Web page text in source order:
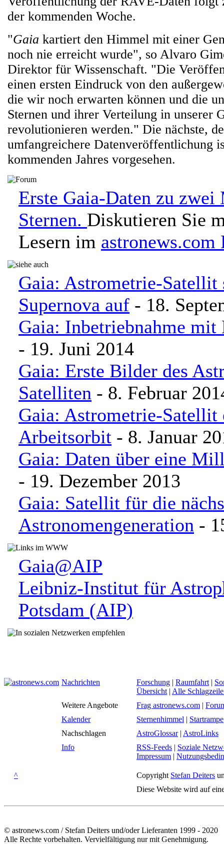
der kommenden Woche.
"Gaia kartiert den Himmel mit einer
noch nie erreicht wurde", so Alvaro
Direktor für Wissenschaft. "Die
einen ersten Eindruck von den
die wir noch erwarten können und die
Sternen und ihrer Verteilung in unserer
revolutionieren werden." Die nächste,
umfangreichere Datenveröffentlichung
kommenden Jahres vorgesehen.
Erste Gaia-Daten zu
Sternen. Diskutieren Sie
Lesern im astronews.com
Gaia: Astrometrie-Satellit
Supernova auf - 18.
Gaia: Inbetriebnahme mit
- 19. Juni 2014
Gaia: Erste Bilder des
Satelliten - 8. Februar
Gaia: Astrometrie-Satellit
Arbeitsorbit - 8. Januar
Gaia: Daten über eine
- 19. Dezember 2013
Gaia: Satellit für die
Astronomengeneration -
Gaia@AIP
Leibniz-Institut für
Potsdam (AIP)
Nachrichten Forschung | Raumfahrt |
Übersicht | Alle
Weitere Angebote
Frag astronews.com |
Kalender
Sternenhimmel | Startrampe
Nachschlagen
AstroGlossar| AstroLinks
Info
RSS-Feeds | Soziale
Impressum |
^ Copyright Stefan Deiters
Diese Website wird auf
© astronews.com / Stefan Deiters und/oder Lieferanten 1999 - 2020
Alle Rechte vorbehalten. Vervielfältigung nur mit Genehmigung.